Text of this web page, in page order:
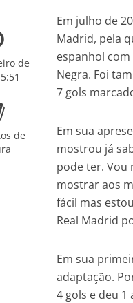
de
de
Em julho de
Madrid, pela
espanhol com
Negra. Foi
7 gols
Em sua
mostrou já
pode ter. Vou
mostrar aos
fácil mas
Real Madrid
Em sua
adaptação.
4 gols e deu